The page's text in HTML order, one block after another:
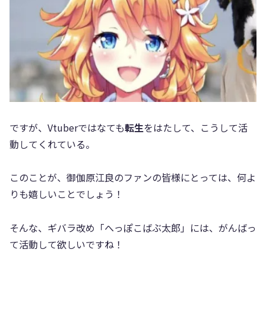
ですが、Vtuberではなても転生をはたして、こうして活
動してくれている。
このことが、御伽原江良のファンの皆様にとっては、何よ
りも嬉しいことでしょう！
そんな、ギバラ改め「へっぽこばぶ太郎」には、がんばっ
て活動して欲しいですね！